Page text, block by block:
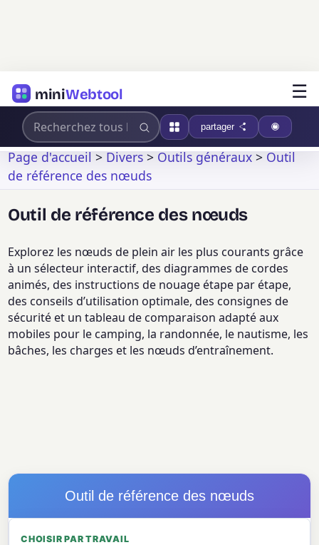
miniWebtool ☰
partager
Page d'accueil>Divers>Outils généraux>Outil
de référence des nœuds
Outil de référence des nœuds
Explorez les nœuds de plein air les plus courants grâce
à un sélecteur interactif, des diagrammes de cordes
animés, des instructions de nouage étape par étape,
des conseils d’utilisation optimale, des consignes de
sécurité et un tableau de comparaison adapté aux
mobiles pour le camping, la randonnée, le nautisme, les
bâches, les charges et les nœuds d’entraînement.
Outil de référence des nœuds
CHOISIR PAR TRAVAIL